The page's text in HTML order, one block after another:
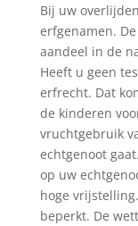
Bij uw
erfgenamen.
aandeel in de
Heeft u geen
erfrecht. Dat
de kinderen
vruchtgebruik
echtgenoot
op uw
hoge
beperkt. De